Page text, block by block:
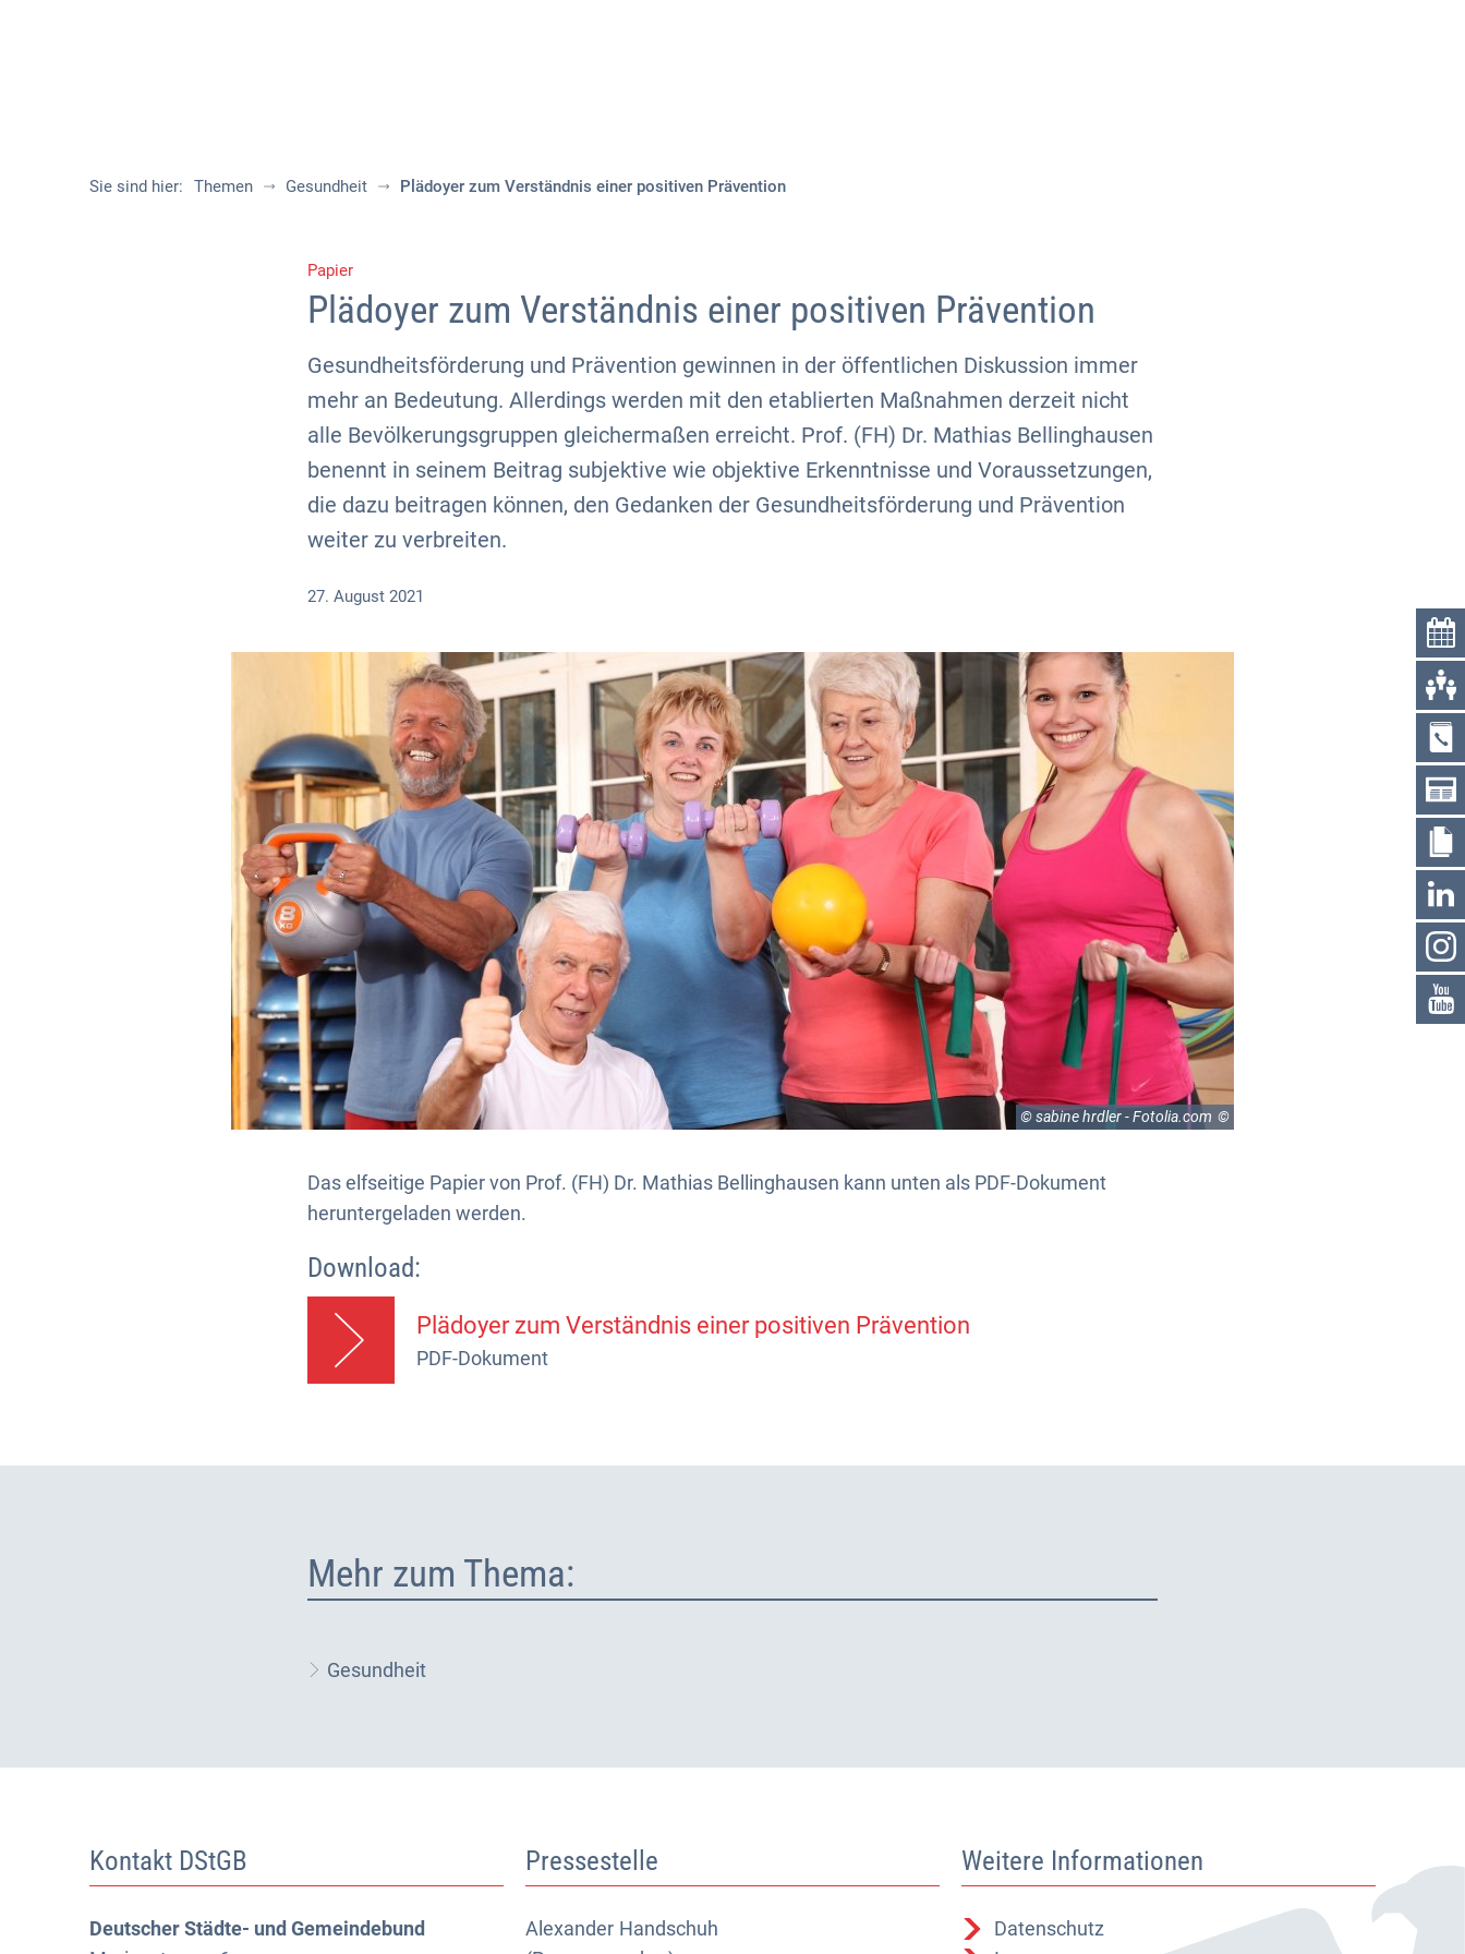
Sie sind hier: Themen Gesundheit Plädoyer zum Verständnis einer positiven Prävention
Papier
Plädoyer zum Verständnis einer positiven Prävention
Gesundheitsförderung und Prävention gewinnen in der öffentlichen Diskussion immer
mehr an Bedeutung. Allerdings werden mit den etablierten Maßnahmen derzeit nicht
alle Bevölkerungsgruppen gleichermaßen erreicht. Prof. (FH) Dr. Mathias Bellinghausen
benennt in seinem Beitrag subjektive wie objektive Erkenntnisse und Voraussetzungen,
die dazu beitragen können, den Gedanken der Gesundheitsförderung und Prävention
weiter zu verbreiten.
27. August 2021
© sabine hrdler - Fotolia.com
Das elfseitige Papier von Prof. (FH) Dr. Mathias Bellinghausen kann unten als PDF-Dokument
heruntergeladen werden.
Download:
Plädoyer zum Verständnis einer positiven Prävention
PDF-Dokument
Mehr zum Thema:
Gesundheit
Kontakt DStGB
Deutscher Städte- und Gemeindebund
Pressestelle
Alexander Handschuh
Alexander Handschuh (Pressesprecher)
Weitere Informationen
Datenschutz